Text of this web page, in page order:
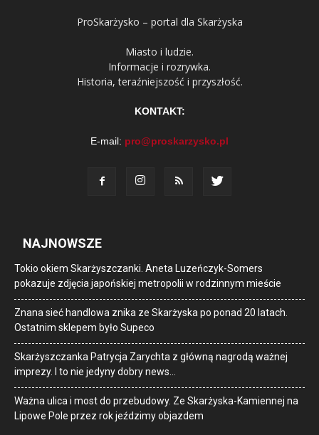
ProSkarżysko – portal dla Skarżyska
Miasto i ludzie.
Informacje i rozrywka.
Historia, teraźniejszość i przyszłość.
KONTAKT:
E-mail: pro@proskarzysko.pl
NAJNOWSZE
Tokio okiem Skarżyszczanki. Aneta Luzeńczyk-Somers
pokazuje zdjęcia japońskiej metropolii w rodzinnym mieście
Znana sieć handlowa znika ze Skarżyska po ponad 20 latach.
Ostatnim sklepem było Supeco
Skarżyszczanka Patrycja Zarychta z główną nagrodą ważnej
imprezy. I to nie jedyny dobry news…
Ważna ulica i most do przebudowy. Ze Skarżyska-Kamiennej na
Lipowe Pole przez rok jeździmy objazdem